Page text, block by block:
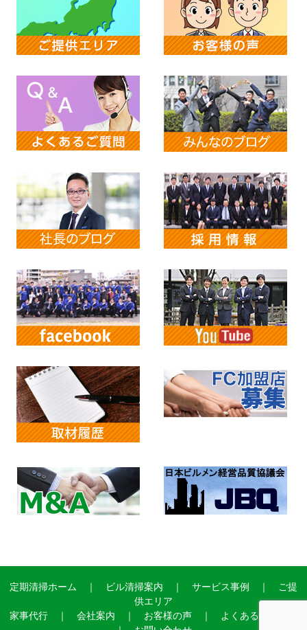
定期清掃ホーム ｜ ビル清掃案内 ｜ サービス事例 ｜
ご提
供エリア
家事代行｜ 会社案内 ｜ お客様の声｜
よくあるご質問